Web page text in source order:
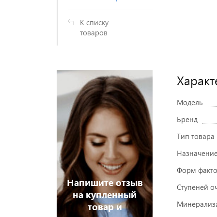
К списку
товаров
Напишите отзыв
на купленный
товар и
и Вы
цены
Хочу
Модель
Бренд
Тип товара
Форм
Ступеней